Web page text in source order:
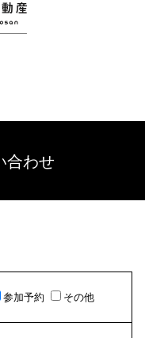
合わせ
参加予約 その他